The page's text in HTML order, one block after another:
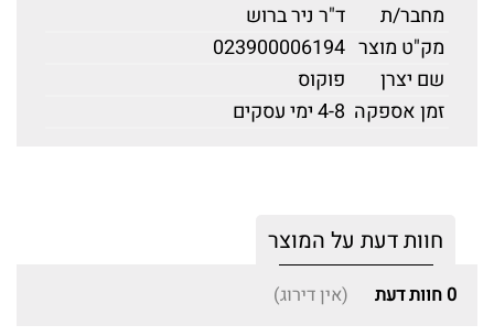
מחבר/ת
ד"ר ניר ברוש
מק"ט מוצר 023900006194
שם יצרן
פוקוס
זמן אספקה 4-8 ימי עסקים
חוות דעת על המוצר
0 חוות דעת (אין דירוג)